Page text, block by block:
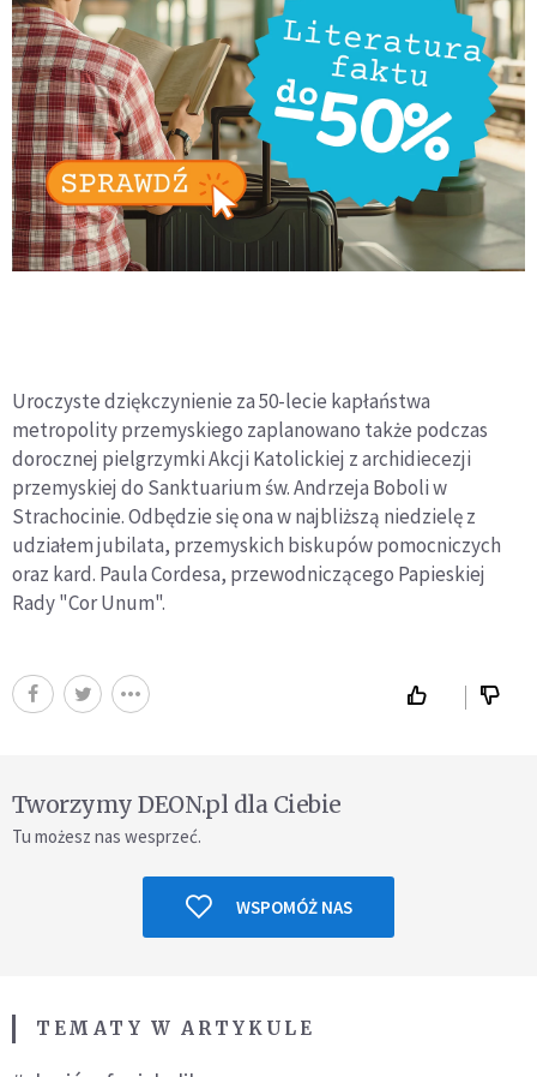
Uroczyste dziękczynienie za 50-lecie kapłaństwa
metropolity przemyskiego zaplanowano także podczas
dorocznej pielgrzymki Akcji Katolickiej z archidiecezji
przemyskiej do Sanktuarium św. Andrzeja Boboli w
Strachocinie. Odbędzie się ona w najbliższą niedzielę z
udziałem jubilata, przemyskich biskupów pomocniczych
oraz kard. Paula Cordesa, przewodniczącego Papieskiej
Rady "Cor Unum".
Tworzymy DEON.pl dla Ciebie
Tu możesz nas wesprzeć.
WSPOMÓŻ NAS
TEMATY W ARTYKULE